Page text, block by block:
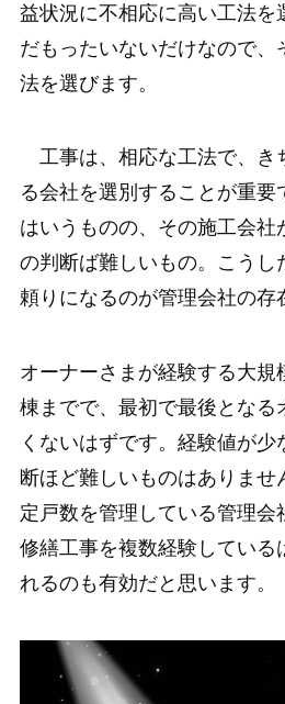
益状況に不相応に高い工法を
だもったいないだけなので、
法を選びます。
工事は、相応な工法で、き
る会社を選別することが重要
はいうものの、その施工会社
の判断ば難しいもの。こうし
頼りになるのが管理会社の存
オーナーさまが経験する大規
棟までで、最初で最後となる
くないはずです。経験値が少
断ほど難しいものはありませ
定戸数を管理している管理会
修繕工事を複数経験している
れるのも有効だと思います。